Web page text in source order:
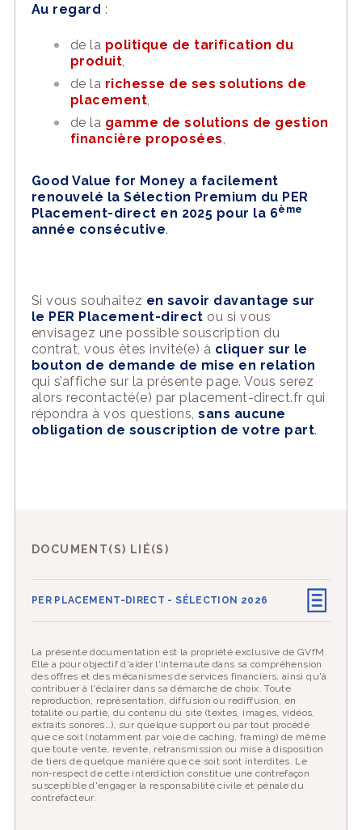
Au regard :
de la politique de tarification du
produit,
de la richesse de ses solutions de
placement,
de la gamme de solutions de gestion
financière proposées,
Good Value for Money a facilement
renouvelé la Sélection Premium du PER
Placement-direct en 2025 pour la 6ème
année consécutive.
Si vous souhaitez en savoir davantage sur
le PER Placement-direct ou si vous
envisagez une possible souscription du
contrat, vous êtes invité(e) à cliquer sur le
bouton de demande de mise en relation
qui s’affiche sur la présente page. Vous serez
alors recontacté(e) par placement-direct.fr qui
répondra à vos questions,sans aucune
obligation de souscription de votre part.
DOCUMENT(S) LIÉ(S)
PER PLACEMENT-DIRECT - SÉLECTION 2026
La présente documentation est la propriété exclusive de GVfM.
Elle a pour objectif d'aider l'internaute dans sa compréhension
des offres et des mécanismes de services financiers, ainsi qu'à
contribuer à l'éclairer dans sa démarche de choix. Toute
reproduction, représentation, diffusion ou rediffusion, en
totalité ou partie, du contenu du site (textes, images, vidéos,
extraits sonores…), sur quelque support ou par tout procédé
que ce soit (notamment par voie de caching, framing) de même
que toute vente, revente, retransmission ou mise à disposition
de tiers de quelque manière que ce soit sont interdites. Le
non-respect de cette interdiction constitue une contrefaçon
susceptible d'engager la responsabilité civile et pénale du
contrefacteur.